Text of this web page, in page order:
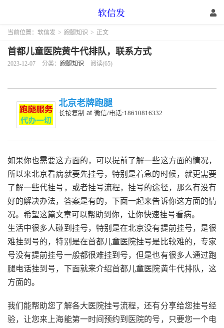
当前位置： 软信发 > 跑腿知识 > 正文
首都儿童医院黄牛代排队，联系方式
2023-12-07 分类： 跑腿知识 阅读(65)
北京老牌跑腿
长按复制 at 微信/电话:18610816332
如果你也需要这方面的，可以提前了解一些这方面的情况，
所以来北京看病就要先挂号，特别是着急的时候，就更需要
了解一些代挂号，或者挂号流程，挂号的途径，那么有没有
好的解决办法，答案是有的，下面一起来告诉你这方面的情
况。希望这篇文章可以帮助到你，让你快速挂号看病。
生活中很多人碰到挂号，特别是在北京没有提前挂号，是很
难挂到号的，特别是在首都儿童医院挂号是比较难的，专家
号没有提前挂号一般都很难挂到号，但是也有很多人通过跑
腿电话挂到号，下面就来介绍首都儿童医院黄牛代排队，这
方面的。
我们能帮助您了解各大医院挂号流程，还有分享给您挂号经
验，让您来上海能第一时间预约到医院的号，只要您一个电